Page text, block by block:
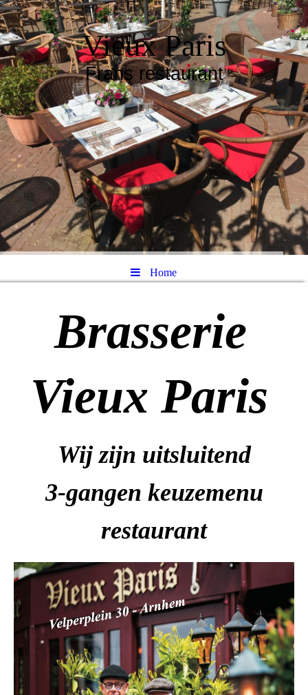
Vieux Paris
Frans restaurant
Home
Brasserie
Vieux Paris
Wij zijn uitsluitend
3-gangen keuzemenu
restaurant